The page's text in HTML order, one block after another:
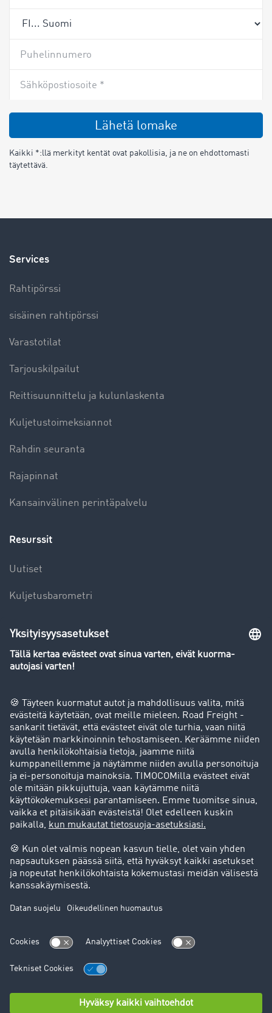
Puhelinnumero
Sähköpostiosoite *
Lähetä lomake
Kaikki *:llä merkityt kentät ovat pakollisia, ja ne on ehdottomasti
täytettävä.
Services
Rahtipörssi
sisäinen rahtipörssi
Varastotilat
Tarjouskilpailut
Reittisuunnittelu ja kulunlaskenta
Kuljetustoimeksiannot
Rahdin seuranta
Rajapinnat
Kansainvälinen perintäpalvelu
Resurssit
Uutiset
Kuljetusbarometri
Yleiskatsaus rahtipörssiin
Success stories
Asiakassuosittelut
Goodies
Tukipalvelu
Tukipalvelu
Oikeudelliset asiat
Julkaisutiedot
Yleiset käyttöehdot